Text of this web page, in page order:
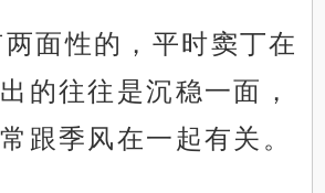
两面性的，平时窦丁在
的往往是沉稳一面，
跟季风在一起有关。